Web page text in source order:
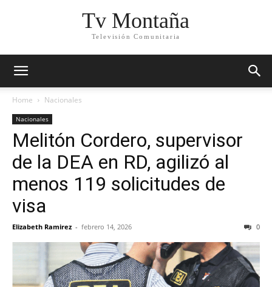
Tv Montaña
Televisión Comunitaria
Home Nacionales
Nacionales
Melitón Cordero, supervisor
de la DEA en RD, agilizó al
menos 119 solicitudes de
visa
Elizabeth Ramirez - febrero 14, 2026 0